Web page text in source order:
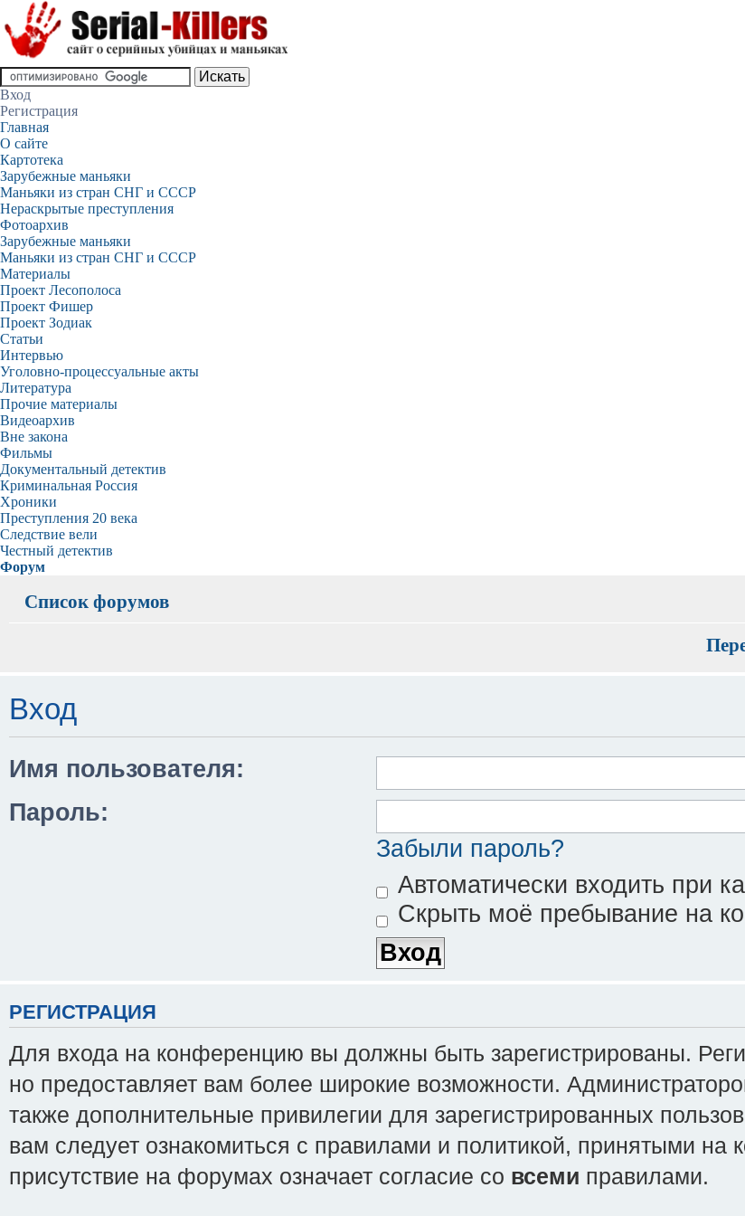
Вход
Регистрация
Главная
О сайте
Картотека
Зарубежные маньяки
Маньяки из стран СНГ и СССР
Нераскрытые преступления
Фотоархив
Зарубежные маньяки
Маньяки из стран СНГ и СССР
Материалы
Проект Лесополоса
Проект Фишер
Проект Зодиак
Статьи
Интервью
Уголовно-процессуальные акты
Литература
Прочие материалы
Видеоархив
Вне закона
Фильмы
Документальный детектив
Криминальная Россия
Хроники
Преступления 20 века
Следствие вели
Честный детектив
Форум
Список форумов
Вход
Имя пользователя:
Пароль:
Забыли пароль?
Автоматически входить при
Скрыть моё пребывание на
РЕГИСТРАЦИЯ
Для входа на конференцию вы должны быть зарегистрированы.
но предоставляет вам более широкие возможности.
также дополнительные привилегии для зарегистрированных
вам следует ознакомиться с правилами и политикой, принятыми
присутствие на форумах означает согласие со всеми правилами.